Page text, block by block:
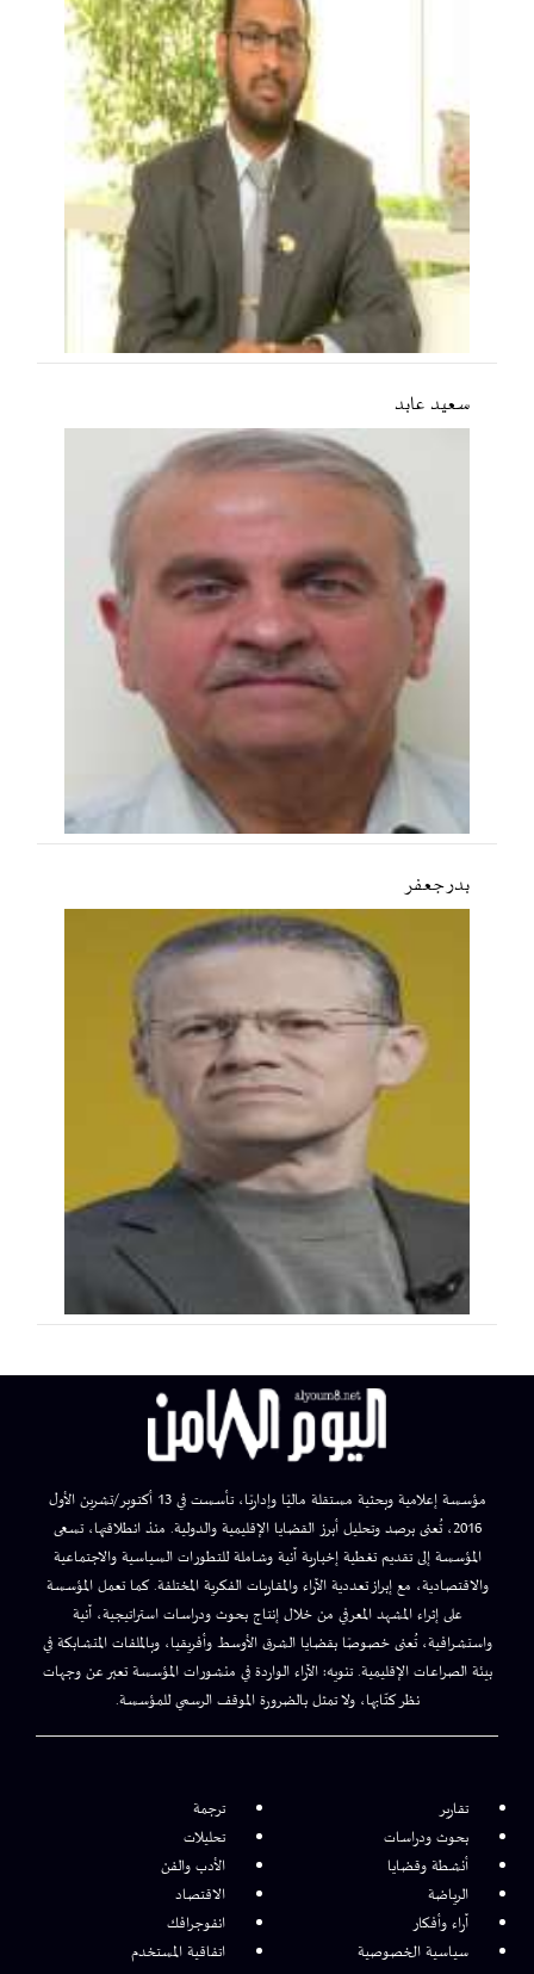
سعید عابد
بدر جعفر
مؤسسة إعلامية وبحثية مستقلة ماليًا وإداريًا، تأسست في 13 أكتوبر/تشرين الأول
2016، تُعنى برصد وتحليل أبرز القضايا الإقليمية والدولية. منذ انطلاقتها، تسعى
المؤسسة إلى تقديم تغطية إخبارية آنية وشاملة للتطورات السياسية والاجتماعية
والاقتصادية، مع إبراز تعددية الآراء والمقاربات الفكرية المختلفة. كما تعمل المؤسسة
على إثراء المشهد المعرفي من خلال إنتاج بحوث ودراسات استراتيجية، آنية
واستشرافية، تُعنى خصوصًا بقضايا الشرق الأوسط وأفريقيا، وبالملفات المتشابكة في
بيئة الصراعات الإقليمية. تنويه: الآراء الواردة في منشورات المؤسسة تعبر عن وجهات
نظر كتّابها، ولا تمثل بالضرورة الموقف الرسمي للمؤسسة.
تقارير
ترجمة
بحوث ودراسات
تحليلات
أنشطة وقضايا
الأدب والفن
الرياضة
الاقتصاد
آراء وأفكار
انفوجرافك
سياسية الخصوصية
اتفاقية المستخدم